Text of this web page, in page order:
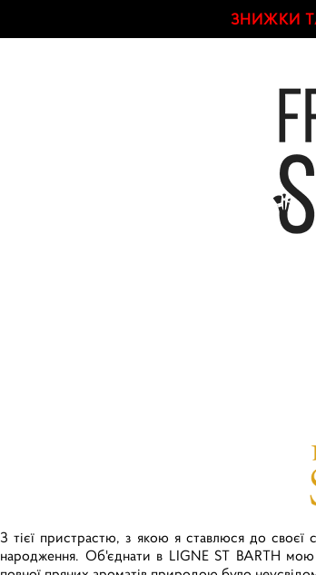
ЗНИЖКИ
З тієї пристрастю, з якою я ставлюся до своєї
народження. Об'єднати в LIGNE ST BARTH мою